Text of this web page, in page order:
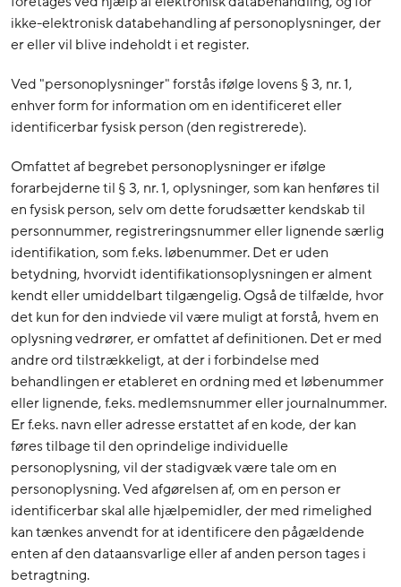
ikke-elektronisk databehandling af personoplysninger, der
er eller vil blive indeholdt i et register.
Ved "personoplysninger" forstås ifølge lovens § 3, nr. 1,
enhver form for information om en identificeret eller
identificerbar fysisk person (den registrerede).
Omfattet af begrebet personoplysninger er ifølge
forarbejderne til § 3, nr. 1, oplysninger, som kan henføres til
en fysisk person, selv om dette forudsætter kendskab til
personnummer, registreringsnummer eller lignende særlig
identifikation, som f.eks. løbenummer. Det er uden
betydning, hvorvidt identifikationsoplysningen er alment
kendt eller umiddelbart tilgængelig. Også de tilfælde, hvor
det kun for den indviede vil være muligt at forstå, hvem en
oplysning vedrører, er omfattet af definitionen. Det er med
andre ord tilstrækkeligt, at der i forbindelse med
behandlingen er etableret en ordning med et løbenummer
eller lignende, f.eks. medlemsnummer eller journalnummer.
Er f.eks. navn eller adresse erstattet af en kode, der kan
føres tilbage til den oprindelige individuelle
personoplysning, vil der stadigvæk være tale om en
personoplysning. Ved afgørelsen af, om en person er
identificerbar skal alle hjælpemidler, der med rimelighed
kan tænkes anvendt for at identificere den pågældende
enten af den dataansvarlige eller af anden person tages i
betragtning.